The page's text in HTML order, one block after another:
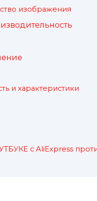
изображения
и характеристики
с AliExpress